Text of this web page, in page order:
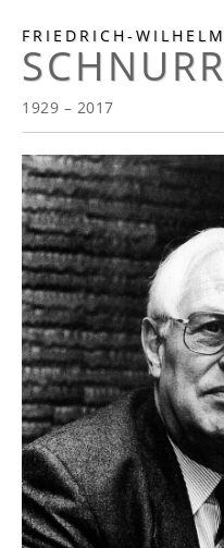
FRIEDRICH-WILHELM
SCHNURR
1929 – 2017